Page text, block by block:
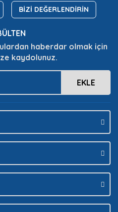
bilgiler bulunuyor.
daha pahalı.
olmalı.
BİZİ DEĞERLENDİRİN
haberdar olmak için
kaydolunuz.
EKLE